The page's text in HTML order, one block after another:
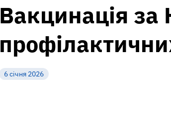
Вакцинація
6 січня 2026